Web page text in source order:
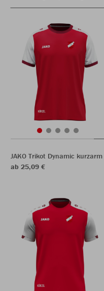
JAKO Trikot Dynamic kurzarm
ab 25,09 €